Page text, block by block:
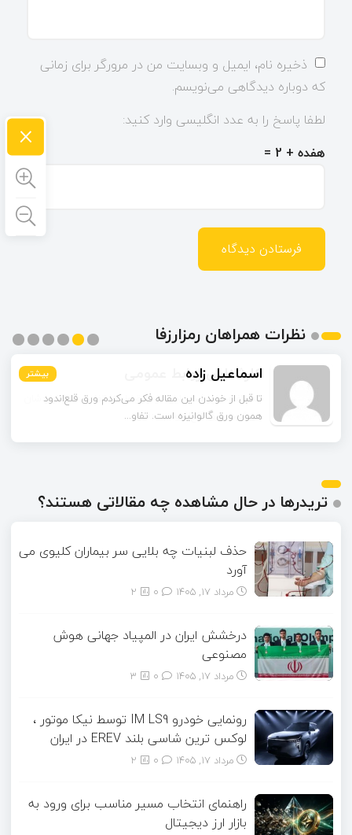
ذخیره نام، ایمیل و وبسایت من در مرورگر برای زمانی
که دوباره دیدگاهی می‌نویسم.
لطفا پاسخ را به عدد انگلیسی وارد کنید:
هفده + 2 =
نظرات همراهان رمزارزفا
بیشتر اسماعیل زاده بیشتر
تا قبل از خوندن این مقاله فکر می‌کردم ورق قلع‌اندود
همون ورق گالوانیزه است. تفاو...
بیشتر
بیشتر
بیشتر
بیشتر
تریدرها در حال مشاهده چه مقالاتی هستند؟
حذف لبنیات چه بلایی سر بیماران کلیوی می
آورد
مرداد ۱۷, ۱۴۰۵ 2
درخشش ایران در المپیاد جهانی هوش
مصنوعی
مرداد ۱۷, ۱۴۰۵ 3
رونمایی خودرو IM LS9 توسط نیکا موتور ،
لوکس ترین شاسی بلند EREV در ایران
مرداد ۱۷, ۱۴۰۵ 2
راهنمای انتخاب مسیر مناسب برای ورود به
بازار ارز دیجیتال
×